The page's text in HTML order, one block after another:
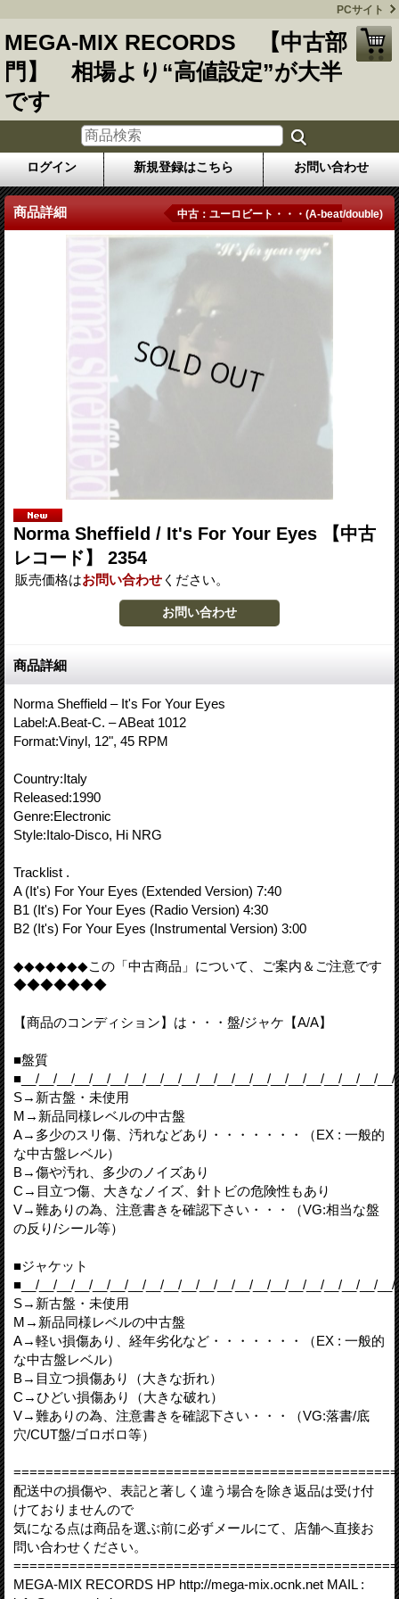
PCサイト
MEGA-MIX RECORDS 【中古部
門】 相場より“高値設定”が大半
です
ログイン 新規登録はこちら お問い合わせ
商品詳細 中古：ユーロビート・・・(A-beat/double)
Norma Sheffield ‎/ It's For Your Eyes 【中古
レコード】 2354
販売価格はお問い合わせ ください。
商品詳細
Norma Sheffield ‎– It's For Your Eyes
Label:A.Beat-C. – ABeat 1012
Format:Vinyl, 12", 45 RPM
Country:Italy
Released:1990
Genre:Electronic
Style:Italo-Disco, Hi NRG
Tracklist .
A (It's) For Your Eyes (Extended Version) 7:40
B1 (It's) For Your Eyes (Radio Version) 4:30
B2 (It's) For Your Eyes (Instrumental Version) 3:00
◆◆◆◆◆◆◆この「中古商品」について、ご案内＆ご注意です
◆◆◆◆◆◆◆
【商品のコンディション】は・・・盤/ジャケ【A/A】
■盤質
■__/__/__/__/__/__/__/__/__/__/__/__/__/__/__/__/__/__/__/__/
S→新古盤・未使用
M→新品同様レベルの中古盤
A→多少のスリ傷、汚れなどあり・・・・・・・（EX : 一般的
な中古盤レベル）
B→傷や汚れ、多少のノイズあり
C→目立つ傷、大きなノイズ、針トビの危険性もあり
V→難ありの為、注意書きを確認下さい・・・（VG:相当な盤
の反り/シール等）
■ジャケット
■__/__/__/__/__/__/__/__/__/__/__/__/__/__/__/__/__/__/__/__/__/
S→新古盤・未使用
M→新品同様レベルの中古盤
A→軽い損傷あり、経年劣化など・・・・・・・（EX : 一般的
な中古盤レベル）
B→目立つ損傷あり（大きな折れ）
C→ひどい損傷あり（大きな破れ）
V→難ありの為、注意書きを確認下さい・・・（VG:落書/底
穴/CUT盤/ゴロボロ等）
配送中の損傷や、表記と著しく違う場合を除き返品は受け付
けておりませんので
気になる点は商品を選ぶ前に必ずメールにて、店舗へ直接お
問い合わせください。
MEGA-MIX RECORDS HP http://mega-mix.ocnk.net MAIL :